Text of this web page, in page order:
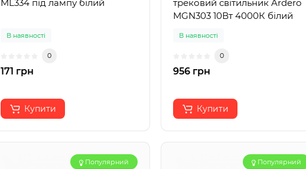
ML334 під лампу білий
В наявності
0
171 грн
Купити
трековий світильник Ardero
MGN303 10Вт 4000К білий
В наявності
0
956 грн
Купити
Популярний Популярний